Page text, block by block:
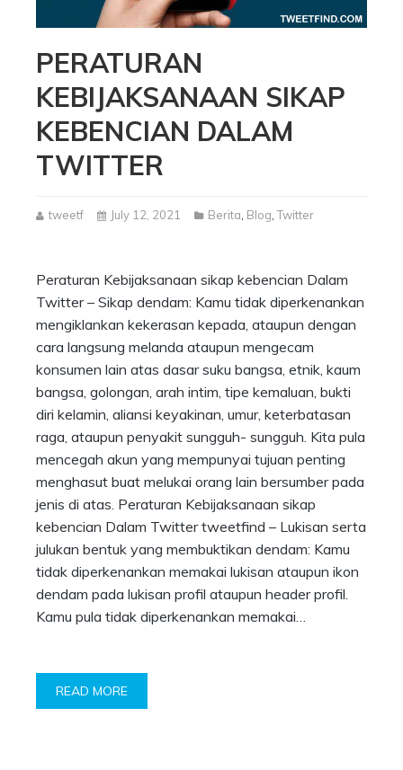
PERATURAN
KEBIJAKSANAAN SIKAP
KEBENCIAN DALAM
TWITTER
tweetf July 12, 2021 Berita, Blog,Twitter
Peraturan Kebijaksanaan sikap kebencian Dalam
Twitter – Sikap dendam: Kamu tidak diperkenankan
mengiklankan kekerasan kepada, ataupun dengan
cara langsung melanda ataupun mengecam
konsumen lain atas dasar suku bangsa, etnik, kaum
bangsa, golongan, arah intim, tipe kemaluan, bukti
diri kelamin, aliansi keyakinan, umur, keterbatasan
raga, ataupun penyakit sungguh- sungguh. Kita pula
mencegah akun yang mempunyai tujuan penting
menghasut buat melukai orang lain bersumber pada
jenis di atas. Peraturan Kebijaksanaan sikap
kebencian Dalam Twitter tweetfind – Lukisan serta
julukan bentuk yang membuktikan dendam: Kamu
tidak diperkenankan memakai lukisan ataupun ikon
dendam pada lukisan profil ataupun header profil.
Kamu pula tidak diperkenankan memakai…
READ MORE